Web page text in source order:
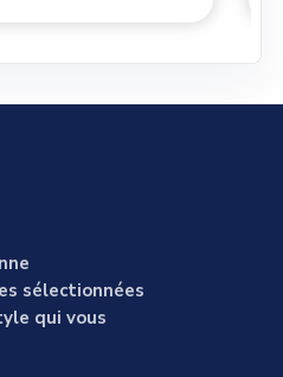
sélectionnées
qui vous